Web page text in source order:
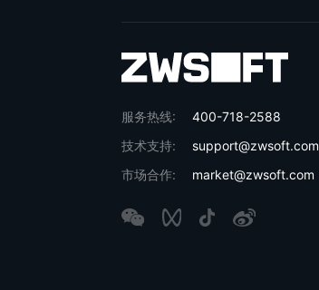
服务热线:
400-718-2588
技术支持:
support@zwsoft.com
市场合作:
market@zwsoft.com